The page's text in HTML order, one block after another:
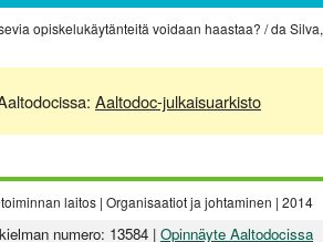
opiskelukäytänteitä voidaan haastaa? / da Silva,
Aaltodoc-julkaisuarkisto
laitos | Organisaatiot ja johtaminen | 2014
numero: 13584 | Opinnäyte Aaltodocissa